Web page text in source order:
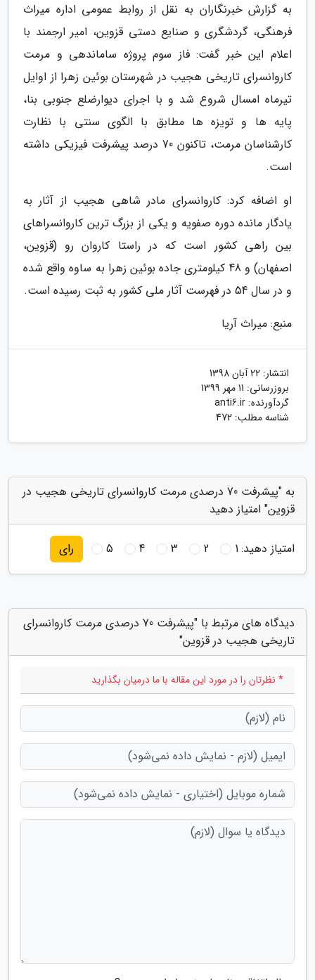
به گزارش خبرنگاران به نقل از روابط عمومی اداره میراث
فرهنگی، گردشگری و صنایع دستی قزوین، امیر ارجمند با
اعلام این خبر گفت: فاز سوم پروژه ساماندهی و مرمت
کاروانسرای تاریخی هجیب در شهرستان بوئین زهرا از اوایل
تیرماه امسال شروع شد و با اجرای دیوارضلع جنوبی بنا،
پایه ها و تویزه ها مطابق با الگوی سنتی با نظارت
کارشناسان مرمت، تاکنون 70 درصد پیشرفت فیزیکی داشته
است.
او اضافه کرد: کاروانسرای مادر شاهی هجیب از آثار به
یادگار مانده دوره صفویه و یکی از بزرگ ترین کاروانسراهای
بین راهی کشور است که در راستا کاروان رو (قزوین،
اصفهان) و 48 کیلومتری جاده بوئین زهرا به ساوه واقع شده
و در سال 54 در فهرست آثار ملی کشور به ثبت رسیده است.
منبع: میراث آریا
انتشار: 22 آبان 1398
بروزرسانی: 11 مهر 1399
گردآورنده: anti6.ir
شناسه مطلب: 472
به "پیشرفت 70 درصدی مرمت کاروانسرای تاریخی هجیب در
قزوین" امتیاز دهید
امتیاز دهید:1
2
3
4
5 رای
دیدگاه های مرتبط با "پیشرفت 70 درصدی مرمت کاروانسرای
تاریخی هجیب در قزوین"
* نظرتان را در مورد این مقاله با ما درمیان بگذارید